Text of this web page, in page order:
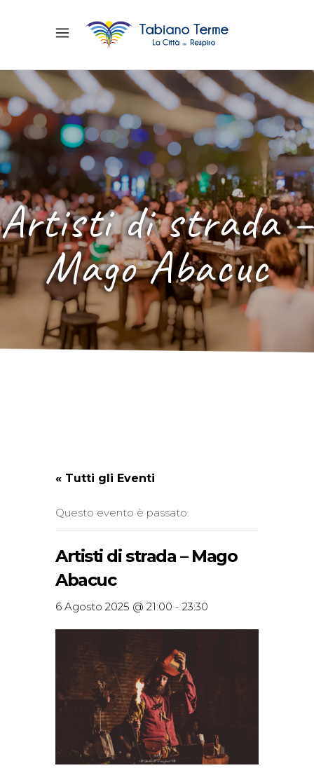
Artisti di strada –
Mago Abacuc
« Tutti gli Eventi
Questo evento è passato.
Artisti di strada – Mago
Abacuc
6 Agosto 2025 @ 21:00 - 23:30